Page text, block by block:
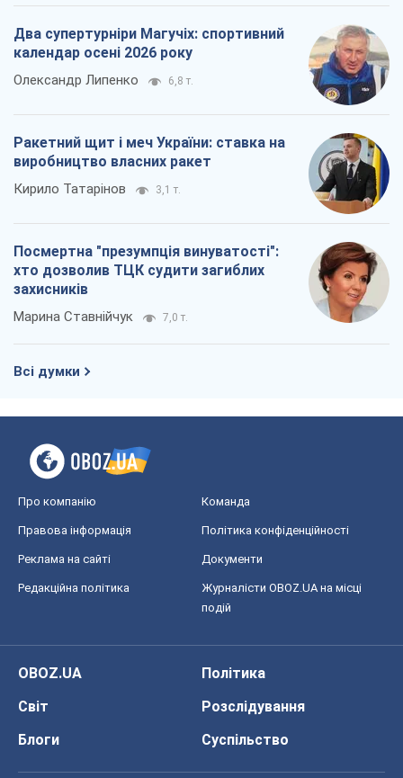
Два супертурніри Магучіх: спортивний
календар осені 2026 року
Олександр Липенко 6,8 т.
Ракетний щит і меч України: ставка на
виробництво власних ракет
Кирило Татарінов 3,1 т.
Посмертна "презумпція винуватості":
хто дозволив ТЦК судити загиблих
захисників
Марина Ставнійчук 7,0 т.
Всі думки
Про компанію Команда
Правова інформація Політика конфіденційності
Реклама на сайті Документи
Редакційна політика
Журналісти OBOZ.UA на місці
подій
OBOZ.UA
Політика
Світ
Розслідування
Блоги
Суспільство